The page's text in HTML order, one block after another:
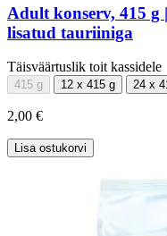
Adult konserv, 415 g
lisatud tauriiniga
Täisväärtuslik toit kassidele
415 g 12 x 415 g 24 x
2,00 €
Lisa ostukorvi